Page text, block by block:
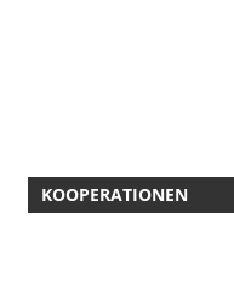
KOOPERATIONEN